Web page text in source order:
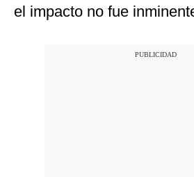
el impacto no fue